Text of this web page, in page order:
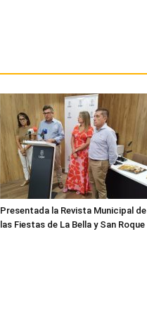
Presentada la Revista Municipal de
las Fiestas de La Bella y San Roque